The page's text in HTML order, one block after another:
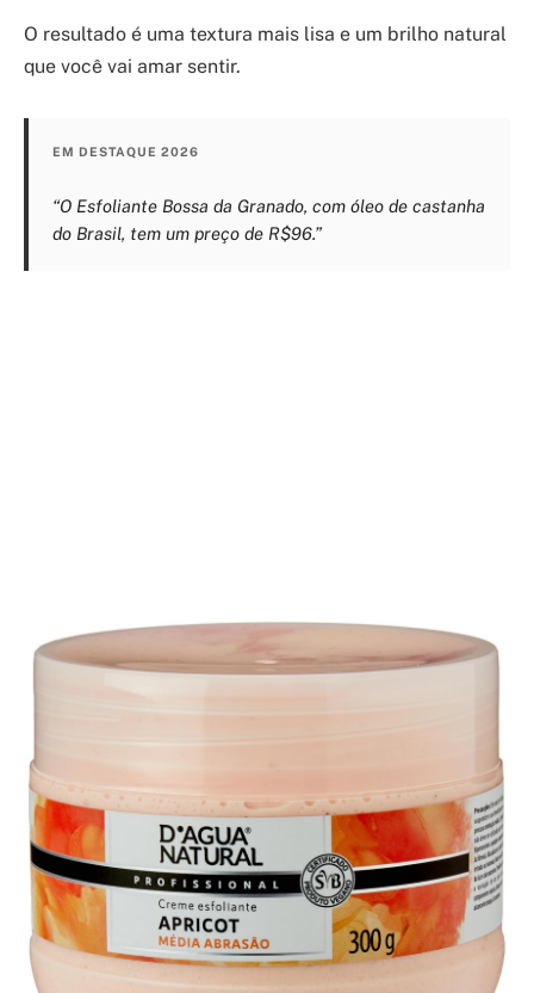
O resultado é uma textura mais lisa e um brilho natural
que você vai amar sentir.
EM DESTAQUE 2026
“O Esfoliante Bossa da Granado, com óleo de castanha
do Brasil, tem um preço de R$96.”